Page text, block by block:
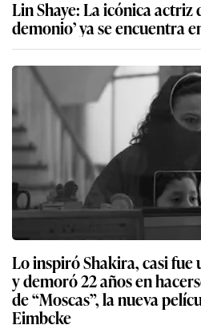
Lin Shaye: La icónica actriz
demonio’ ya se encuentra
Lo inspiró Shakira, casi
y demoró 22 años en
de “Moscas”, la nueva
Eimbcke